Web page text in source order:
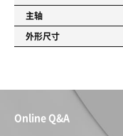
主轴
外形尺寸
Online Q&A